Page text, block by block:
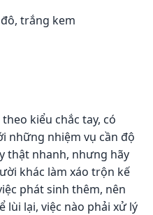
trắng kem
kiểu chắc tay, có
những nhiệm vụ cần độ
thật nhanh, nhưng hãy
khác làm xáo trộn kế
phát sinh thêm, nên
lùi lại, việc nào phải xử lý